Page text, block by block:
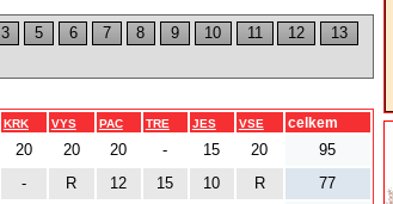
3 5 6 7 8 9 10 11 12
13
KRK VYS PAC TRE JES VSE celkem
20 20 20 - 15 20
95
- R 12 15 10 R
77